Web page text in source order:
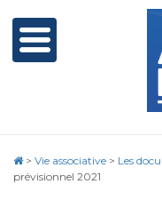
> Vie associative > Les
prévisionnel 2021